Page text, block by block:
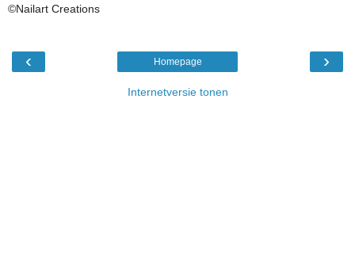
©Nailart Creations
‹ ›
Homepage
Internetversie tonen